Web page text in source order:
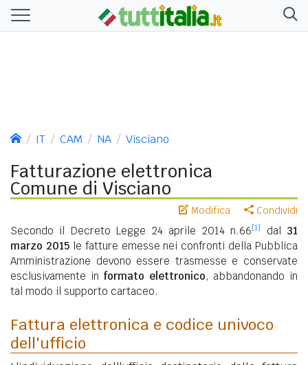
IT CAM NA Visciano
Fatturazione elettronica
Comune di Visciano
Modifica Condividi
Secondo il Decreto Legge 24 aprile 2014 n.66[1] dal 31
marzo 2015le fatture emesse nei confronti della Pubblica
Amministrazione devono essere trasmesse e conservate
esclusivamente in formato elettronico, abbandonando in
tal modo il supporto cartaceo.
Fattura elettronica e codice univoco
dell'ufficio